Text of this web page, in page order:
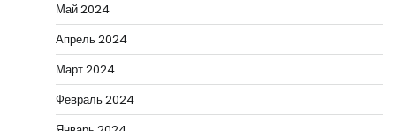
Май 2024
Апрель 2024
Март 2024
Февраль 2024